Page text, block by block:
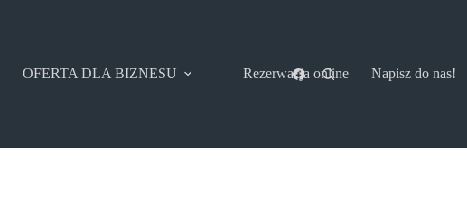
OFERTA DLA BIZNESU Rezerwacja online Napisz do nas!